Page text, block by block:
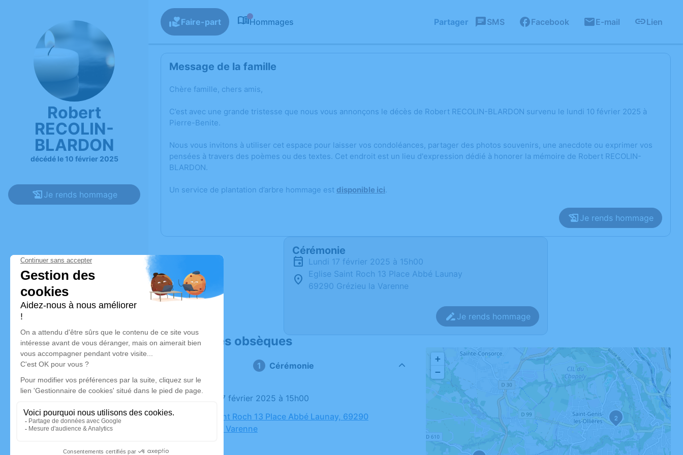
Robert
RECOLIN-
BLARDON
décédé le 10 février 2025
Je rends hommage
Faire-part Hommages Partager SMS Facebook E-mail Lien
Message de la famille
Chère famille, chers amis,
C’est avec une grande tristesse que nous vous annonçons le décès de Robert RECOLIN-BLARDON survenu le lundi 10 février 2025 à
Pierre-Benite.
Nous vous invitons à utiliser cet espace pour laisser vos condoléances, partager des photos souvenirs, une anecdote ou exprimer vos
pensées à travers des poèmes ou des textes. Cet endroit est un lieu d'expression dédié à honorer la mémoire de Robert RECOLIN-
BLARDON.
Un service de plantation d’arbre hommage est disponible ici.
Je rends hommage
Cérémonie
lundi 17 février 2025 à 15h00
Eglise Saint Roch 13 Place Abbé Launay
69290 Grézieu la Varenne
Je rends hommage
Déroulé des obsèques
Cérémonie
Le lundi 17 février 2025 à 15h00
Eglise Saint Roch 13 Place Abbé Launay, 69290
Grézieu la Varenne
2
+
−